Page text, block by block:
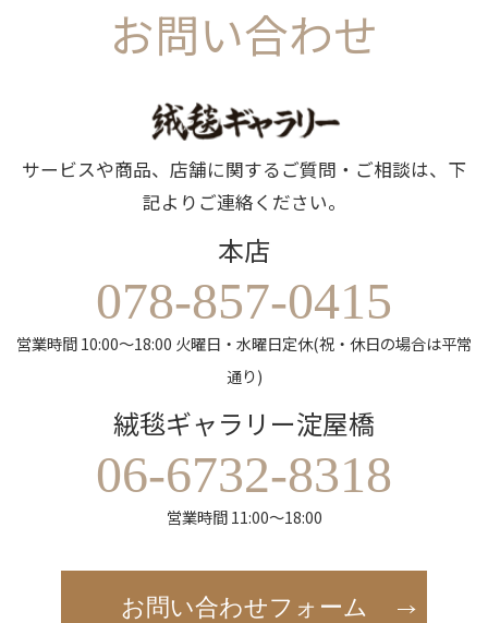
お問い合わせ
サービスや商品、店舗に関するご質問・ご相談は、下
記よりご連絡ください。
本店
078-857-0415
営業時間 10:00～18:00 火曜日・水曜日定休(祝・休日の場合は平常
通り)
絨毯ギャラリー淀屋橋
06-6732-8318
営業時間 11:00～18:00
お問い合わせフォーム